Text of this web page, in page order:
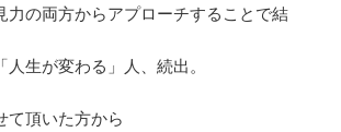
力の両方からアプローチすることで結
人生が変わる」人、続出。
て頂いた方から